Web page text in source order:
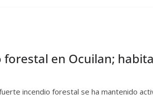
en Ocuilan;
incendio forestal se ha mantenido